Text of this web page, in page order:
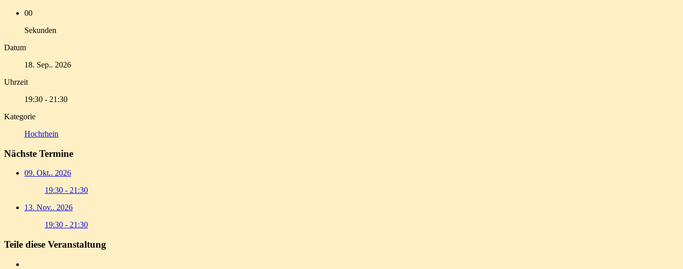
00
Sekunden
Datum
18. Sep.. 2026
Uhrzeit
19:30 - 21:30
Kategorie
Hochrhein
Nächste Termine
09. Okt.. 2026
19:30 - 21:30
13. Nov.. 2026
19:30 - 21:30
Teile diese Veranstaltung